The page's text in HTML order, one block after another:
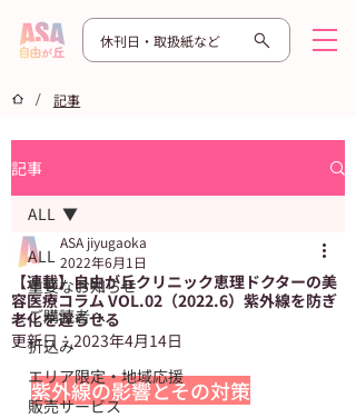
休刊日・取扱紙など
/ 記事
記事
ALL
重要なお知らせ
ご購読者へ
折込み
エリア限定・地域応援
販売サービス
ALL
【連載】自由が丘クリニック恵理ドクターの美
容医療コラム VOL.02（2022.6）紫外線を防ぎ
老化を遅らせる
ASA jiyugaoka
2022年6月1日
更新日：2023年4月14日
紫外線の影響とその対策